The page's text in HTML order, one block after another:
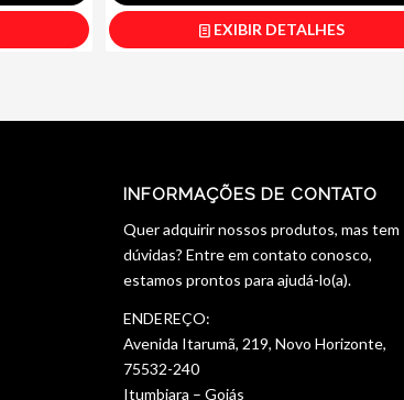
R$5,50
através
EXIBIR DETALHES
INFORMAÇÕES DE CONTATO
Quer adquirir nossos produtos, mas tem
dúvidas? Entre em contato conosco,
estamos prontos para ajudá-lo(a).
ENDEREÇO:
Avenida Itarumã, 219, Novo Horizonte,
75532-240
Itumbiara – Goiás